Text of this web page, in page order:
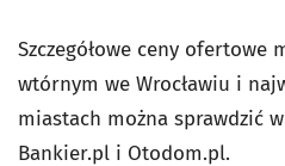
Szczegółowe ceny ofertowe
wtórnym we Wrocławiu i
miastach można sprawdzić
Bankier.pl i Otodom.pl.